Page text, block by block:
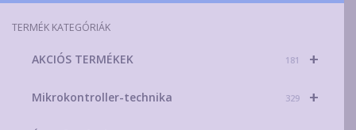
TERMÉK KATEGÓRIÁK
+
AKCIÓS TERMÉKEK 181
+
Mikrokontroller-technika 329